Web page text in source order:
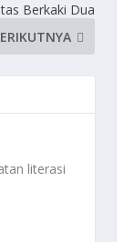
Berkaki Dua
literasi